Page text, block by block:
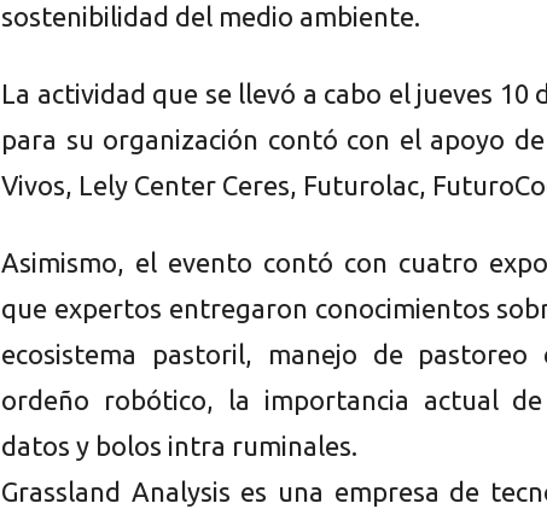
sostenibilidad del medio ambiente.
La actividad que se llevó a cabo el jueves 10
para su organización contó con el apoyo de
Vivos, Lely Center Ceres, Futurolac,
Asimismo, el evento contó con cuatro
que expertos entregaron conocimientos
ecosistema pastoril, manejo de pastoreo
ordeño robótico, la importancia actual
datos y bolos intra ruminales.
Grassland Analysis es una empresa de